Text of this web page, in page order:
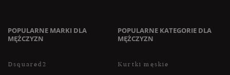
POPULARNE MARKI DLA
MĘŻCZYZN
Dsquared2
POPULARNE KATEGORIE DLA
MĘŻCZYZN
Kurtki męskie